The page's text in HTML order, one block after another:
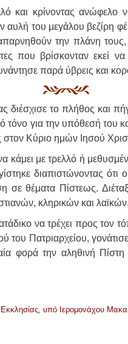
και κρίνοντας ανώφελο
του μεγάλου βεζίρη
την πλάνη
που βρίσκονταν εκεί
παρά ύβρεις και
διέσχισε το πλήθος και
για την υπόθεσή του
Κύριο ημών Ιησού
κάμει με τρελλό ή
διαπιστώνοντας ότι
σε θέματα Πίστεως.
κληρικών και
να τρέχει προς τον
Πατριαρχείου,
φορά την αληθινή Πίστη
υπό Ιερομονάχου